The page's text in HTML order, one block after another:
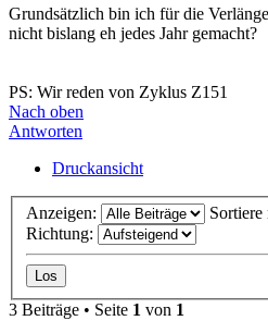
Grundsätzlich bin ich für die
nicht bislang eh jedes Jahr gemacht?
PS: Wir reden von Zyklus Z151
Nach oben
Antworten
Druckansicht
Anzeigen:
Sortiere
Richtung:
3 Beiträge • Seite 1 von 1